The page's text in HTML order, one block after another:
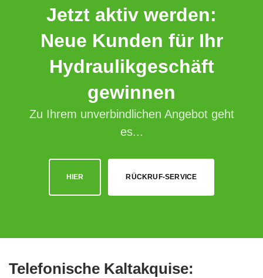
Jetzt aktiv werden:
Neue Kunden für Ihr
Hydraulikgeschäft
gewinnen
Zu Ihrem unverbindlichen Angebot geht
es...
HIER RÜCKRUF-SERVICE
Telefonische Kaltakquise: